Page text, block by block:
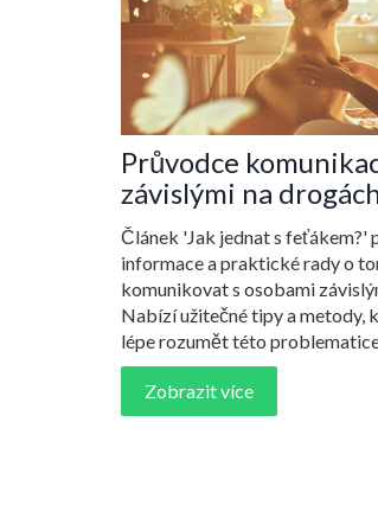
Průvodce
závislými na
metody a porozumění
Článek 'Jak jednat s feťákem?'
informace a praktické rady o
komunikovat s osobami
Nabízí užitečné tipy a metody,
lépe rozumět této
pomáhat těm, kdo se nachází v
dozví, jak přistupovat k citlivým
podporovat pozitivní změnu v
Zobrazit více